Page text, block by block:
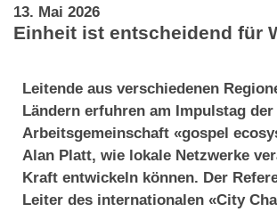
13. Mai 2026
Einheit ist entscheidend für
Leitende aus verschiedenen
Ländern erfuhren am Impulstag der
Arbeitsgemeinschaft «gospel
Alan Platt, wie lokale Netzwerke
Kraft entwickeln können. Der
Leiter des internationalen «City